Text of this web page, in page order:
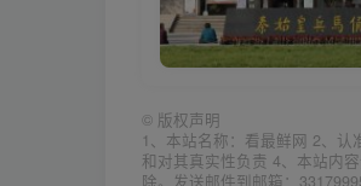
© 版权声明
1、本站名称：看最鲜网 2、
和对其真实性负责 4、本站内
除。发送邮件到邮箱：